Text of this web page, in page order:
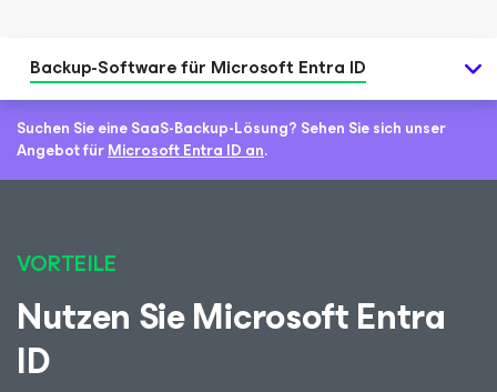
Backup-Software für Microsoft Entra ID
Suchen Sie eine SaaS-Backup-Lösung? Sehen Sie sich unser
Angebot fürMicrosoft Entra ID an.
VORTEILE
Nutzen Sie Microsoft Entra
ID